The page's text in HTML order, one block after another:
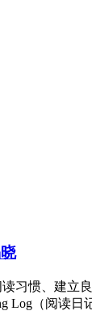
读习惯、
Log（阅读日